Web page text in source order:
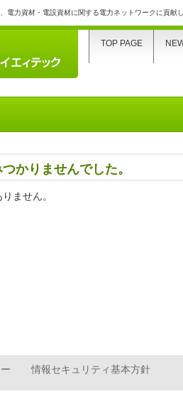
電力資材・電設資材に関する電力ネットワークに貢献
かりませんでした。
ません。
TOP PAGE
情報セキュリティ基本方針